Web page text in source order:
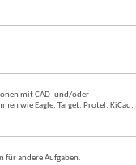
mit CAD- und/oder
wie Eagle, Target, Protel, KiCad,
für andere Aufgaben.